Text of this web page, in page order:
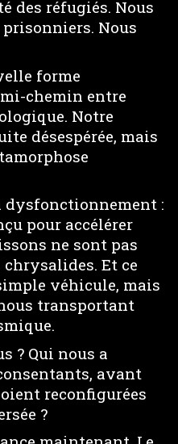
des réfugiés. Nous
prisonniers. Nous
forme
chemin entre
Notre
désespérée, mais
dysfonctionnement :
pour accélérer
ne sont pas
chrysalides. Et ce
véhicule, mais
transportant
? Qui nous a
avant
reconfigurées
?